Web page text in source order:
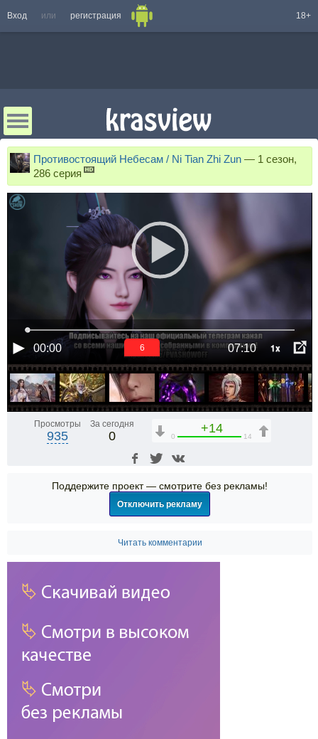
Вход или регистрация 18+
Противостоящий Небесам / Ni Tian Zhi Zun — 1 сезон,
286 серия
00:00 07:10 1x
6
Просмотры
935
За сегодня
0
+14
0 14
Поддержите проект — смотрите без рекламы!
Отключить рекламу
Читать комментарии